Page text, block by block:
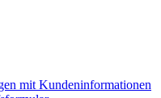
mit Kundeninformationen